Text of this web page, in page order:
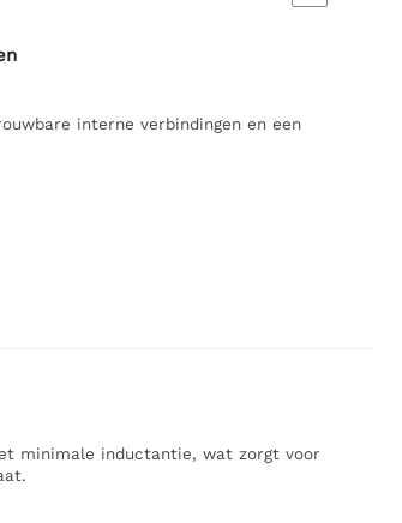
interne verbindingen en een
minimale inductantie, wat zorgt voor